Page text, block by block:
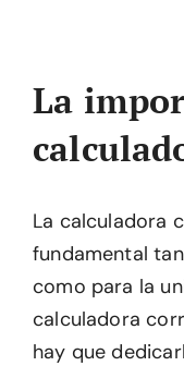
La
La calculadora
fundamental
como para la
calculadora
hay que